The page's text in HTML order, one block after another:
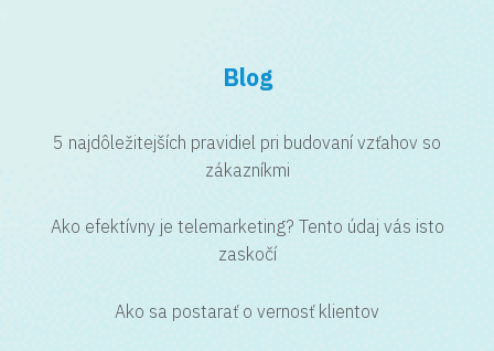
Blog
5 najdôležitejších pravidiel pri budovaní vzťahov so
zákazníkmi
Ako efektívny je telemarketing? Tento údaj vás isto
zaskočí
Ako sa postarať o vernosť klientov